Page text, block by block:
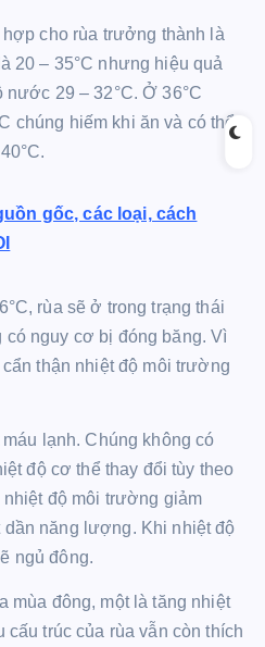
cho rùa trưởng thành là
20 – 35°C nhưng hiệu quả
29 – 32°C. Ở 36°C
chúng hiếm khi ăn và có thể
gốc, các loại, cách
rùa sẽ ở trong trạng thái
nguy cơ bị đóng băng. Vì
thận nhiệt độ môi trường
lạnh. Chúng không có
độ cơ thể thay đổi tùy theo
độ môi trường giảm
dần năng lượng. Khi nhiệt độ
ngủ đông.
mùa đông, một là tăng nhiệt
cấu trúc của rùa vẫn còn thích